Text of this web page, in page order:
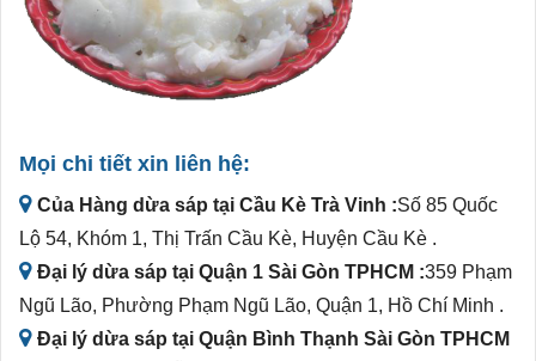
Mọi chi tiết xin liên hệ:
Của Hàng dừa sáp tại Cầu Kè Trà Vinh :Số 85 Quốc
Lộ 54, Khóm 1, Thị Trấn Cầu Kè, Huyện Cầu Kè .
Đại lý dừa sáp tại Quận 1 Sài Gòn TPHCM :359 Phạm
Ngũ Lão, Phường Phạm Ngũ Lão, Quận 1, Hồ Chí Minh .
Đại lý dừa sáp tại Quận Bình Thạnh Sài Gòn TPHCM